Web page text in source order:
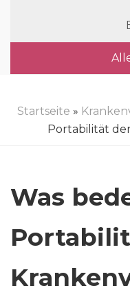
Startseite »
Portabilität
Was